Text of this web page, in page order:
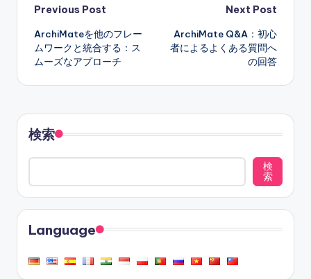
Post
navigation
Previous Post
ArchiMateを他のフレー
ムワークと統合する：ス
ムーズなアプローチ
Next Post
ArchiMate Q&A：初心
者によるよくある質問へ
の回答
検索
検
索
Language